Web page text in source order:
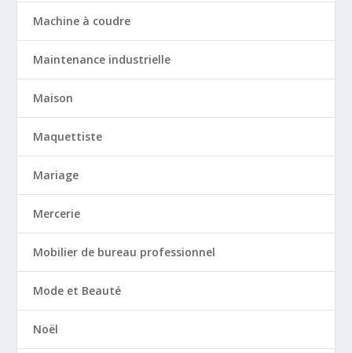
Machine à coudre
Maintenance industrielle
Maison
Maquettiste
Mariage
Mercerie
Mobilier de bureau professionnel
Mode et Beauté
Noël